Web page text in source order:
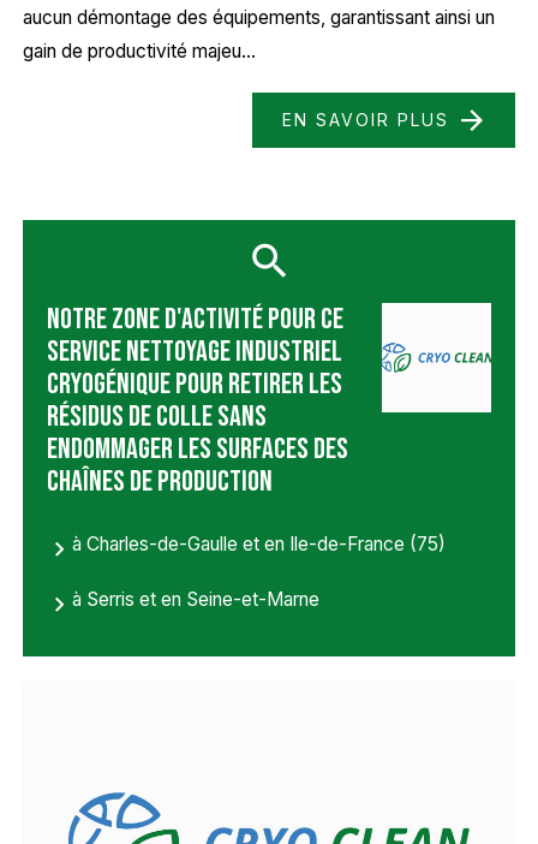
aucun démontage des équipements, garantissant ainsi un
gain de productivité majeu...
EN SAVOIR PLUS
Notre zone d'activité pour ce
service Nettoyage industriel
cryogénique pour retirer les
résidus de colle sans
endommager les surfaces des
chaînes de production
à Charles-de-Gaulle et en Ile-de-France (75)
à Serris et en Seine-et-Marne